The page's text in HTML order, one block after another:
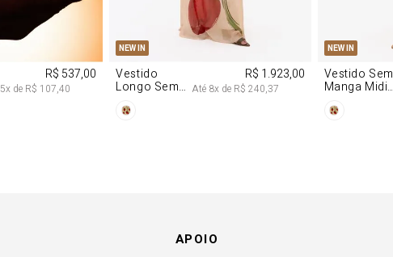
R$ 537,00
5x de R$ 107,40
NEW IN
G
Vestido
Longo Sem
Chiffon
R$ 1.923,00
Até 8x de R$ 240,37
NEW IN
PP
Vestido Sem
Manga Midi
Morango
APOIO